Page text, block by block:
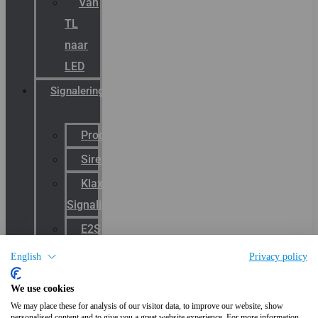
English Privacy policy
We use cookies
We may place these for analysis of our visitor data, to improve our website, show
TL
naar
LED
Signalering
Productcatalogus
Sirena
Klaxon
Signaling
E2S